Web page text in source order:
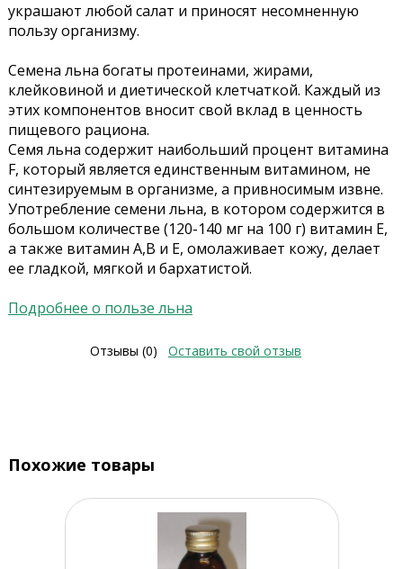
украшают любой салат и приносят несомненную
пользу организму.
Семена льна богаты протеинами, жирами,
клейковиной и диетической клетчаткой. Каждый из
этих компонентов вносит свой вклад в ценность
пищевого рациона.
Семя льна содержит наибольший процент витамина
F, который является единственным витамином, не
синтезируемым в организме, а привносимым извне.
Употребление семени льна, в котором содержится в
большом количестве (120-140 мг на 100 г) витамин Е,
а также витамин А,B и E, омолаживает кожу, делает
ее гладкой, мягкой и бархатистой.
Подробнее о пользе льна
Отзывы (0) Оставить свой отзыв
Похожие товары